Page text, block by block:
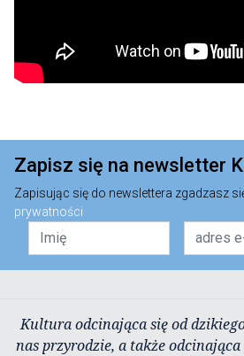
Zapisz się na newsletter
Zapisując się do newslettera zgadzasz
prywatności
Kultura odcinająca się od
nas przyrodzie, a także